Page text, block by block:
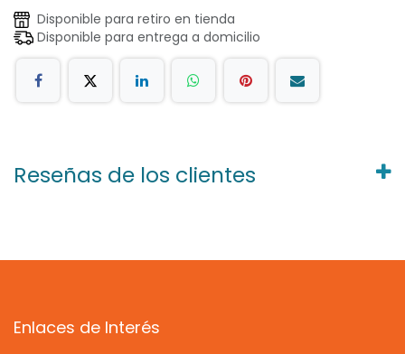
Disponible para retiro en tienda
Disponible para entrega a domicilio
Reseñas de los clientes
Enlaces de Interés